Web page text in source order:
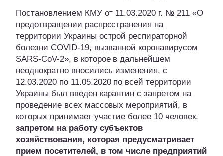
Постановлением КМУ от 11.03.2020 г. № 211 «О
предотвращении распространения на
территории Украины острой респираторной
болезни COVID-19, вызванной коронавирусом
SARS-CoV-2», в которое в дальнейшем
неоднократно вносились изменения, с
12.03.2020 по 11.05.2020 по всей территории
Украины был введен карантин с запретом на
проведение всех массовых мероприятий, в
которых принимает участие более 10 человек,
запретом на работу субъектов
хозяйствования, которая предусматривает
прием посетителей, в том числе предприятий